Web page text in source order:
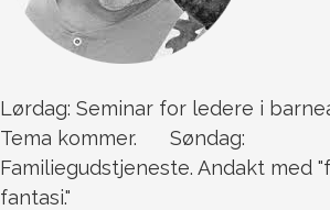
Lørdag: Seminar for ledere i
Tema kommer. Søndag:
Familiegudstjeneste. Andakt med
fantasi."